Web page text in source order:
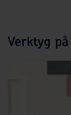
Verktyg